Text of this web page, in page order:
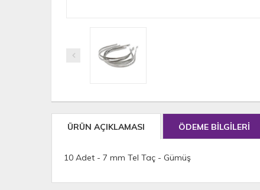
ÜRÜN AÇIKLAMASI ÖDEME BİLGİLERİ
10 Adet - 7 mm Tel Taç - Gümüş